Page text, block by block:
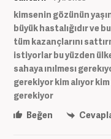
kimsenin gözünün
büyük hastalığıdır ve
tüm kazançlarını
istiyorlar bu yüzden
sahaya ınılmesı
gerekiyor kim alıyor
gerekiyor
Beğen